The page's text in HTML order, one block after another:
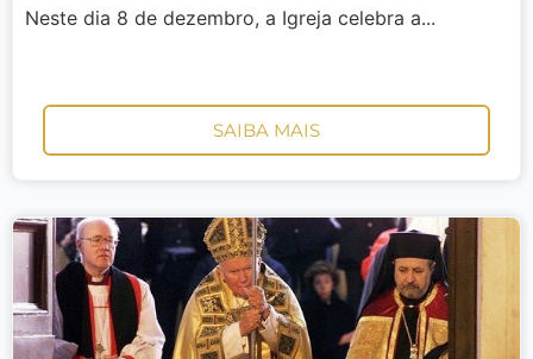
Neste dia 8 de dezembro, a Igreja celebra a...
SAIBA MAIS